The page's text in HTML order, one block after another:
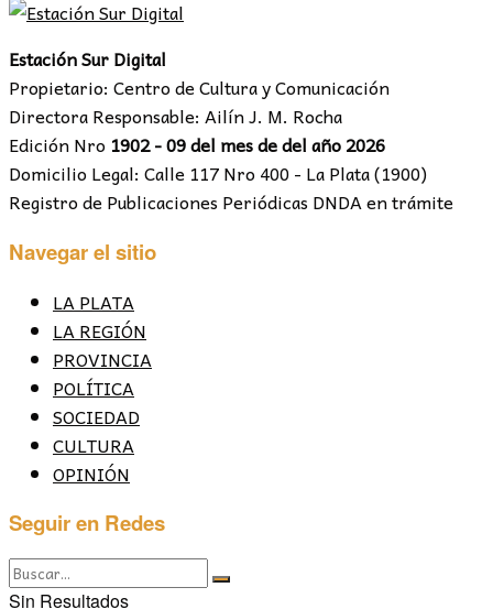
Estación Sur Digital
Propietario: Centro de Cultura y Comunicación
Directora Responsable: Ailín J. M. Rocha
Edición Nro 1902 - 09 del mes de del año 2026
Domicilio Legal: Calle 117 Nro 400 - La Plata (1900)
Registro de Publicaciones Periódicas DNDA en trámite
Navegar el sitio
LA PLATA
LA REGIÓN
PROVINCIA
POLÍTICA
SOCIEDAD
CULTURA
OPINIÓN
Seguir en Redes
Sin Resultados